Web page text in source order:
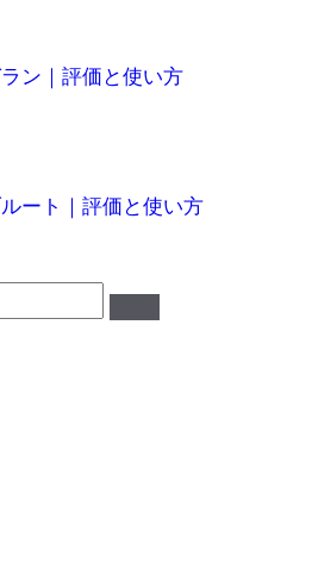
ラン｜評価と使い方
ルート｜評価と使い方